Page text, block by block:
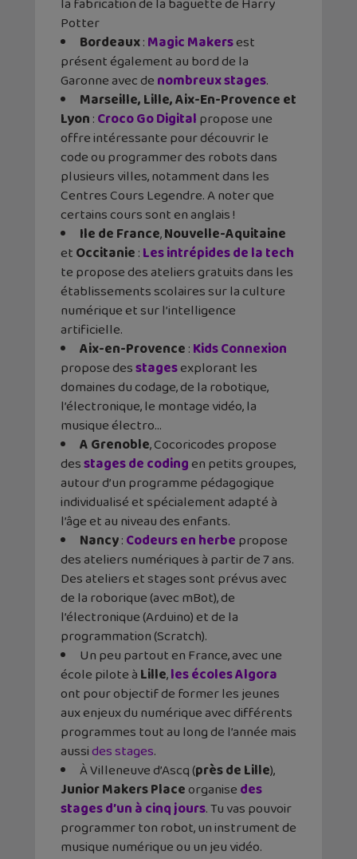
Potter
Bordeaux:Magic Makersest
présent également au bord de la
Garonne avec denombreux stages.
Marseille, Lille, Aix-En-Provence et
Lyon:Croco Go Digitalpropose une
offre intéressante pour découvrir le
code ou programmer des robots dans
plusieurs villes, notamment dans les
Centres Cours Legendre. A noter que
certains cours sont en anglais !
Ile de France,Nouvelle-Aquitaine
etOccitanie:Les intrépides de la tech
te propose des ateliers gratuits dans les
établissements scolaires sur la culture
numérique et sur l’intelligence
artificielle.
Aix-en-Provence:Kids Connexion
propose desstagesexplorant les
domaines du codage, de la robotique,
l’électronique, le montage vidéo, la
musique électro…
A Grenoble, Cocoricodes propose
desstages de codingen petits groupes,
autour d’un programme pédagogique
individualisé et spécialement adapté à
l’âge et au niveau des enfants.
Nancy:Codeurs en herbepropose
des ateliers numériques à partir de 7 ans.
Des ateliers et stages sont prévus avec
de la roborique (avec mBot), de
l’électronique (Arduino) et de la
programmation (Scratch).
Un peu partout en France, avec une
école pilote àLille,les écoles Algora
ont pour objectif de former les jeunes
aux enjeux du numérique avec différents
programmes tout au long de l’année mais
aussides stages.
À Villeneuve d’Ascq (près de Lille),
Junior Makers Placeorganisedes
stages d’un à cinq jours. Tu vas pouvoir
programmer ton robot, un instrument de
musique numérique ou un jeu vidéo.